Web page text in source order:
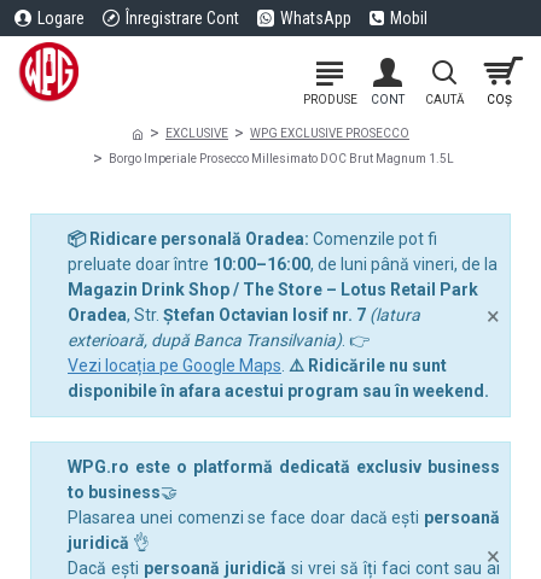
Logare Înregistrare Cont WhatsApp Mobil
EXCLUSIVE
WPG EXCLUSIVE PROSECCO
Borgo Imperiale Prosecco Millesimato DOC Brut Magnum 1.5L
📦 Ridicare personală Oradea: Comenzile pot fi
preluate doar între 10:00–16:00, de luni până vineri, de la
Magazin Drink Shop / The Store – Lotus Retail Park
Oradea, Str. Ștefan Octavian Iosif nr. 7 (latura
exterioară, după Banca Transilvania). 👉
Vezi locația pe Google Maps ⚠️ Ridicările nu sunt
disponibile în afara acestui program sau în weekend.
×
WPG.ro este o platformă dedicată exclusiv business
to business🤝
Plasarea unei comenzi se face doar dacă ești persoană
juridică 👌
Dacă ești persoană juridică si vrei să îți faci cont sau ai
×